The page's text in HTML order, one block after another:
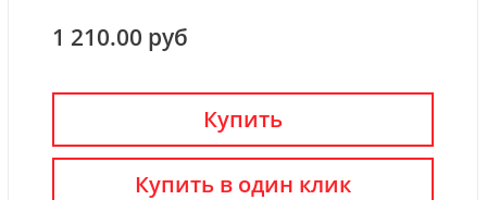
1 210.00 руб
Купить
Купить в один клик